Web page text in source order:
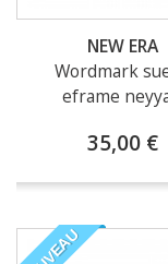
NEW ERA
Wordmark
eframe
35,00 €